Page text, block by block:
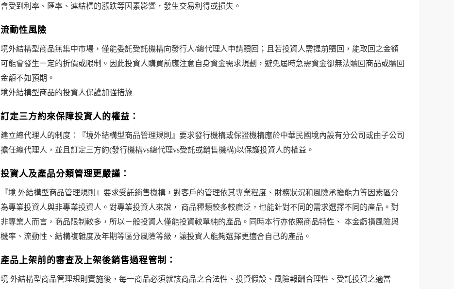
會受到利率、匯率、連結標的漲跌等因素影響，發生交易利得或損失。
流動性風險
境外結構型商品無集中市場，僅能委託受託機構向發行人/總代理人申請贖回；且若投資人需提前贖回，能取回之金額
可能會發生ㄧ定的折價或限制。因此投資人購買前應注意自身資金需求規劃，避免屆時急需資金卻無法贖回商品或贖回
金額不如預期。
境外結構型商品的投資人保護加強措施
訂定三方約來保障投資人的權益：
建立總代理人的制度：『境外結構型商品管理規則』要求發行機構或保證機構應於中華民國境內設有分公司或由子公司
擔任總代理人，並且訂定三方約(發行機構vs總代理vs受託或銷售機構)以保護投資人的權益。
投資人及產品分類管理更嚴謹：
『境 外結構型商品管理規則』要求受託銷售機構，對客戶的管理依其專業程度、財務狀況和風險承擔能力等因素區分
為專業投資人與非專業投資人。對專業投資人來說， 商品種類較多較廣泛，也能針對不同的需求選擇不同的產品。對
非專業人而言，商品限制較多，所以ㄧ般投資人僅能投資較單純的產品。同時本行亦依照商品特性、 本金虧損風險與
機率、流動性、結構複雜度及年期等區分風險等級，讓投資人能夠選擇更適合自己的產品。
產品上架前的審查及上架後銷售過程管制：
境 外結構型商品管理規則實施後，每一商品必須就該商品之合法性、投資假設、風險報酬合理性、受託投資之適當